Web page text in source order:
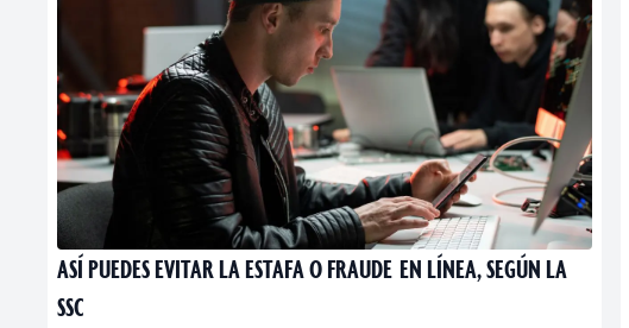
ASÍ PUEDES EVITAR LA ESTAFA O FRAUDE EN LÍNEA, SEGÚN LA
SSC